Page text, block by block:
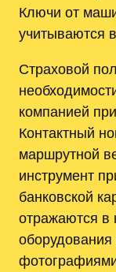
Ключи от
учитываются
Страховой
компанией
Контактный
маршрутной
инструмент
банковской
отражаются в